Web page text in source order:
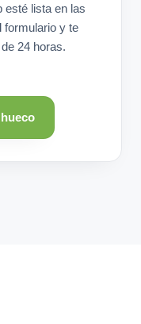
esté lista en las
formulario y te
24 horas.